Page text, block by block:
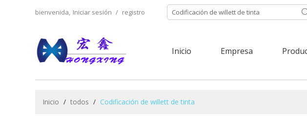
bienvenida, Iniciar sesión / registro
Inicio Empresa
Inicio / todos / Codificación de willett de tinta